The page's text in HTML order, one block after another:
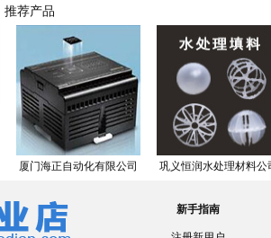
推荐产品
厦门海正自动化有限公司 巩义恒润水处理材料公
新手指南